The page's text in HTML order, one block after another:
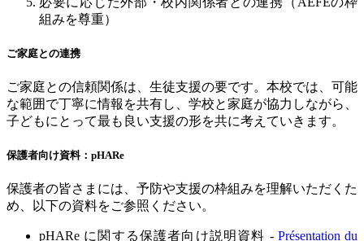
組みを尊重）
ご家庭との連携
ご家庭との信頼関係は、生徒支援の要です。本校では、可能
な範囲で丁寧に情報を共有し、学校と家庭が協力しながら、
子どもにとって最も良い支援の形を共に考えていきます。
保護者向け資料： pHARe
保護者の皆さまには、予防や支援の枠組みを理解いただくた
め、以下の資料をご参照ください。
pHARe に関する保護者向け説明資料 - Présentation du